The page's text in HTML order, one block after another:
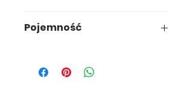
Pojemność